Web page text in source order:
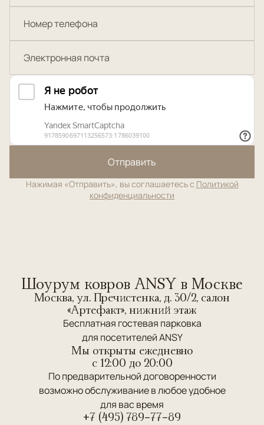
Отправить
Нажимая «Отправить», вы соглашаетесь с Политикой
конфиденциальности
Шоурум ковров ANSY в Москве
Москва, ул. Пречистенка, д. 30/2, салон
«Артефакт», нижний этаж
Бесплатная гостевая парковка
для посетителей ANSY
Мы открыты ежедневно
c 12:00 до 20:00
По предварительной договоренности
возможно обслуживание в любое удобное
для вас время
+7 (495) 789-77-89